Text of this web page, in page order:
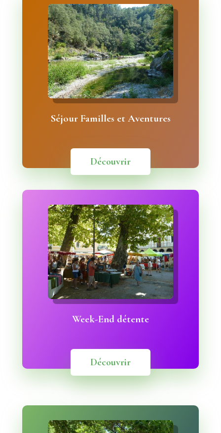
Séjour Familles et Aventures
Découvrir
Week-End détente
Découvrir